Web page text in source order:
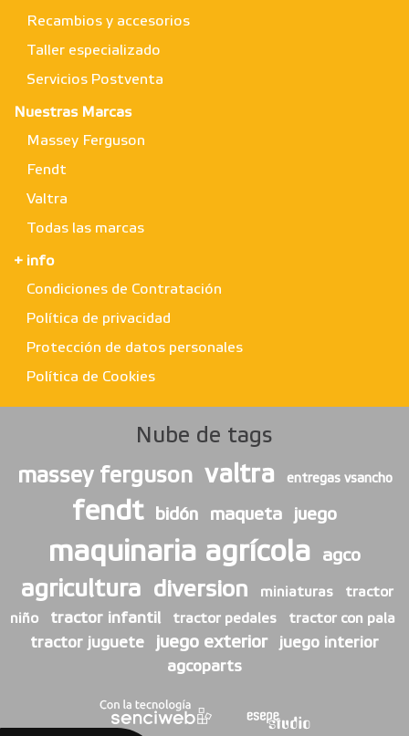
Recambios y accesorios
Taller especializado
Servicios Postventa
Nuestras Marcas
Massey Ferguson
Fendt
Valtra
Todas las marcas
+ info
Condiciones de Contratación
Política de privacidad
Protección de datos personales
Política de Cookies
Nube de tags
massey ferguson
valtra entregas vsancho
fendt bidón maqueta juego
maquinaria agrícola agco
agricultura diversion miniaturas tractor
niño tractor infantil tractor pedales tractor con pala
tractor juguete juego exterior
juego interior
agcoparts